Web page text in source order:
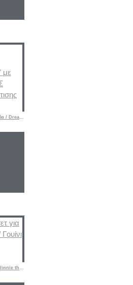
Boho Βαπτιστικό σετ "Ονειροπαγίδα / Dreamcatcher - Flower" με Μονόγραμμα |ΠΛΗΡΗΣ Ρομαντικό Πακέτο βάπτισης για Κορίτσι
Boho ΒΑΠΤΙΣΤΙΚΟ σετ για αγόρι Winnie the Pooh / Γουίνι το αρκουδάκι / Προσωποποιημένο